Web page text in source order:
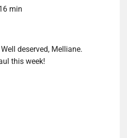
min
Well deserved, Melliane.
this week!